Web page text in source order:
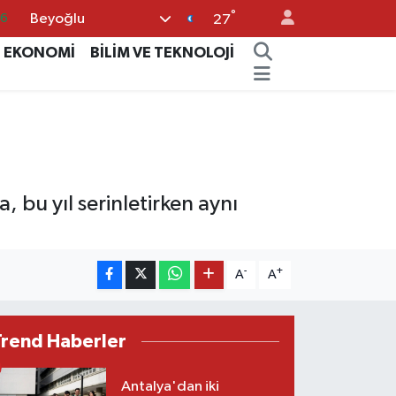
Beyoğlu 27°
EKONOMİ
BİLİM VE TEKNOLOJİ
bu yıl serinletirken aynı
A- A+
Haberler
Antalya'dan iki